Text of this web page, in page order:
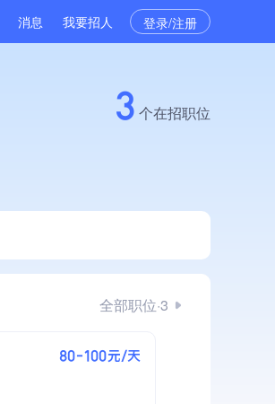
消息 我要招人 登录/注册
3 个在招职位
全部职位·3
80-100元/天